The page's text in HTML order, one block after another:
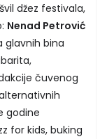
džez festivala,
Nenad Petrović
glavnih bina
čuvenog
godine
for kids, buking